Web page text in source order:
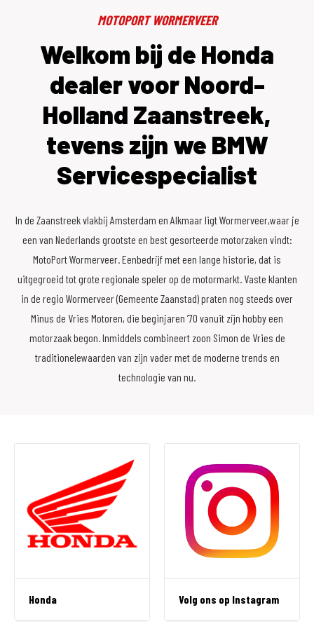
MOTOPORT WORMERVEER
Welkom bij de Honda
dealer voor Noord-
Holland Zaanstreek,
tevens zijn we BMW
Servicespecialist
In de Zaanstreek vlakbij Amsterdam en Alkmaar ligt Wormerveer,waar je
een van Nederlands grootste en best gesorteerde motorzaken vindt:
MotoPort Wormerveer. Eenbedrijf met een lange historie, dat is
uitgegroeid tot grote regionale speler op de motormarkt. Vaste klanten
in de regio Wormerveer (Gemeente Zaanstad) praten nog steeds over
Minus de Vries Motoren, die beginjaren ’70 vanuit zijn hobby een
motorzaak begon. Inmiddels combineert zoon Simon de Vries de
traditionelewaarden van zijn vader met de moderne trends en
technologie van nu.
Honda Volg ons op Instagram